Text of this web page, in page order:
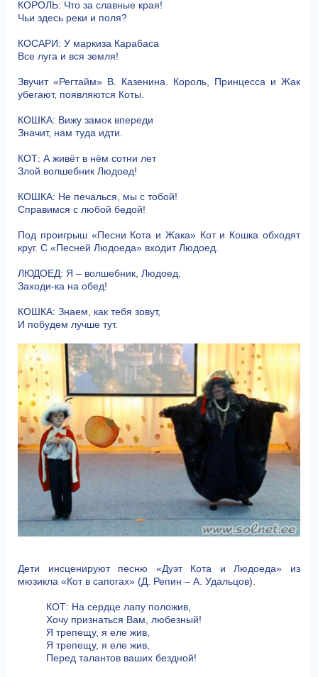
КОРОЛЬ: Что за славные края!
Чьи здесь реки и поля?
КОСАРИ: У маркиза Карабаса
Все луга и вся земля!
Звучит «Регтайм» В. Казенина. Король, Принцесса и Жак
убегают, появляются Коты.
КОШКА: Вижу замок впереди
Значит, нам туда идти.
КОТ: А живёт в нём сотни лет
Злой волшебник Людоед!
КОШКА: Не печалься, мы с тобой!
Справимся с любой бедой!
Под проигрыш «Песни Кота и Жака» Кот и Кошка обходят
круг. С «Песней Людоеда» входит Людоед.
ЛЮДОЕД: Я – волшебник, Людоед,
Заходи-ка на обед!
КОШКА: Знаем, как тебя зовут,
И побудем лучше тут.
Дети инсценируют песню «Дуэт Кота и Людоеда» из
мюзикла «Кот в сапогах» (Д. Репин – А. Удальцов).
КОТ: На сердце лапу положив,
Хочу признаться Вам, любезный!
Я трепещу, я еле жив,
Я трепещу, я еле жив,
Перед талантов ваших бездной!